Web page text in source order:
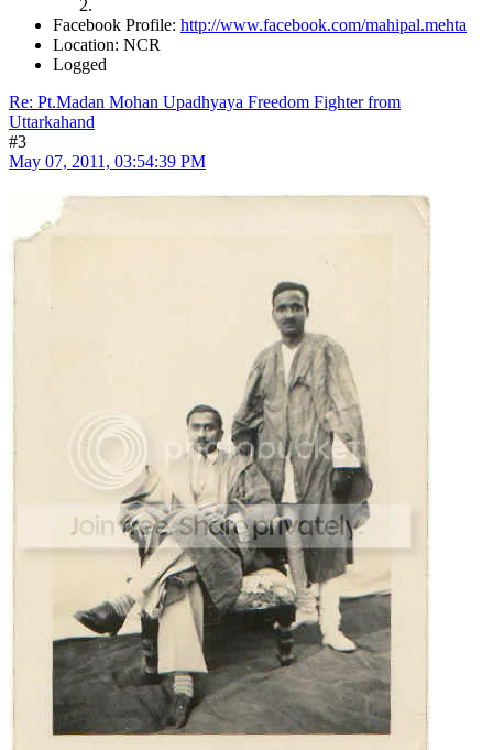
Facebook Profile: http://www.facebook.com/mahipal.mehta
Location: NCR
Logged
Re: Pt.Madan Mohan Upadhyaya Freedom Fighter from
Uttarkahand
#3
May 07, 2011, 03:54:39 PM